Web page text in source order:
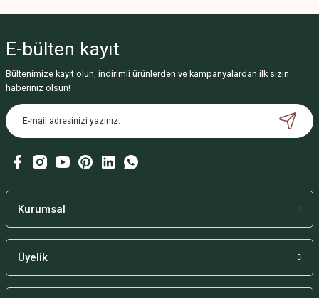
Görüş ve önerileriniz için teşekkür ederiz.
Ürün resmi kalitesiz, bozuk veya görüntülenemiyor.
Ürün açıklamasında eksik bilgiler bulunuyor.
Ürün bilgilerinde hatalar bulunuyor.
Bu ürüne benzer farklı alternatifler olmalı.
E-bülten kayıt
Bültenimize kayıt olun, indirimli ürünlerden ve kampanyalardan ilk sizin
haberiniz olsun!
Kurumsal
Üyelik